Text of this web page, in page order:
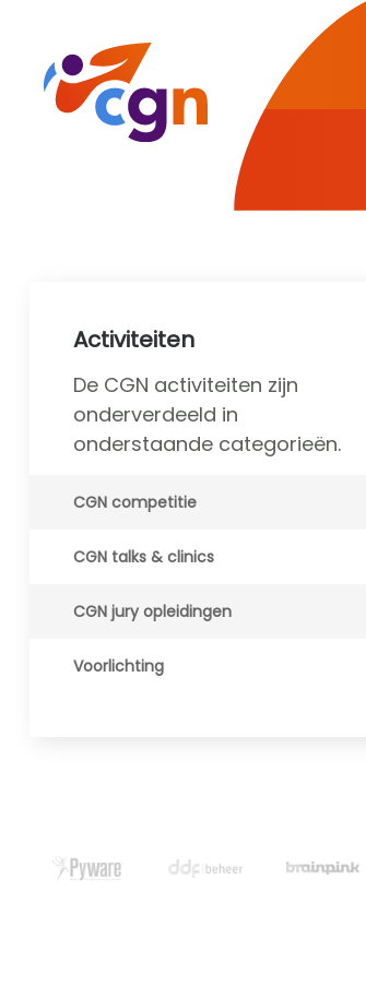
Activiteiten
De CGN activiteiten zijn
onderverdeeld in
onderstaande categorieën.
CGN competitie
CGN talks & clinics
CGN jury opleidingen
Voorlichting